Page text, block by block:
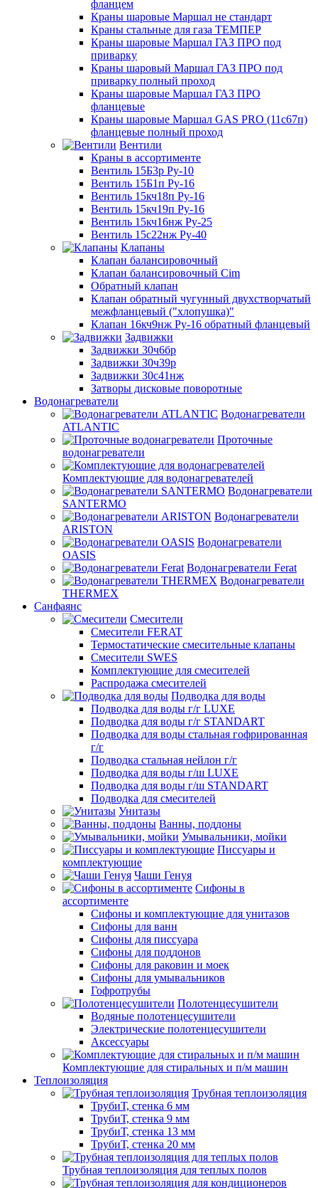
фланцем
Краны шаровые Маршал не стандарт
Краны стальные для газа ТЕМПЕР
Краны шаровые Маршал ГАЗ ПРО под
приварку
Краны шаровый Маршал ГАЗ ПРО под
приварку полный проход
Краны шаровые Маршал ГАЗ ПРО
фланцевые
Краны шаровые Маршал GAS PRO (11с67п)
фланцевые полный проход
Вентили
Краны в ассортименте
Вентиль 15Б3р Ру-10
Вентиль 15Б1п Ру-16
Вентиль 15кч18п Ру-16
Вентиль 15кч19п Ру-16
Вентиль 15кч16нж Ру-25
Вентиль 15с22нж Ру-40
Клапаны
Клапан балансировочный
Клапан балансировочный Cim
Обратный клапан
Клапан обратный чугунный двухстворчатый
межфланцевый ("хлопушка)"
Клапан 16кч9нж Ру-16 обратный фланцевый
Задвижки
Задвижки 30ч6бр
Задвижки 30ч39р
Задвижки 30с41нж
Затворы дисковые поворотные
Водонагреватели
Водонагреватели
ATLANTIC
Проточные
водонагреватели
Комплектующие для водонагревателей
Водонагреватели
SANTERMO
Водонагреватели
ARISTON
Водонагреватели
OASIS
Водонагреватели Ferat
Водонагреватели
THERMEX
Санфаянс
Смесители
Смесители FERAT
Термостатические смесительные клапаны
Смесители SWES
Комплектующие для смесителей
Распродажа смесителей
Подводка для воды
Подводка для воды г/г LUXE
Подводка для воды г/г STANDART
Подводка для воды стальная гофрированная
г/г
Подводка стальная нейлон г/г
Подводка для воды г/ш LUXE
Подводка для воды г/ш STANDART
Подводка для смесителей
Унитазы
Ванны, поддоны
Умывальники, мойки
Писсуары и
комплектующие
Чаши Генуя
Сифоны в
ассортименте
Сифоны и комплектующие для унитазов
Сифоны для ванн
Сифоны для писсуара
Сифоны для поддонов
Сифоны для раковин и моек
Сифоны для умывальников
Гофротрубы
Полотенцесушители
Водяные полотенцесушители
Электрические полотенцесушители
Аксессуары
Комплектующие для стиральных и п/м машин
Теплоизоляция
Трубная теплоизоляция
ТрубиТ, стенка 6 мм
ТрубиТ, стенка 9 мм
ТрубиТ, стенка 13 мм
ТрубиТ, стенка 20 мм
Трубная теплоизоляция для теплых полов